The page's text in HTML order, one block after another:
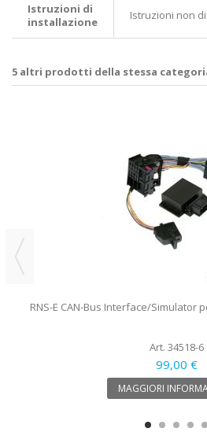
Istruzioni di
installazione
Istruzioni non
5 altri prodotti della stessa
RNS-E CAN-Bus Interface/Simulator
Art. 34518-6
99,00 €
MAGGIORI